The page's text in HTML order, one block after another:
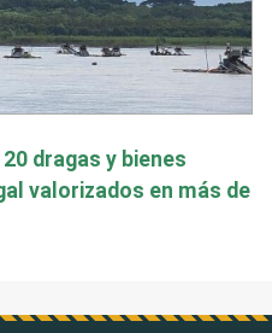
dragas y bienes
valorizados en más de